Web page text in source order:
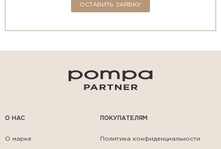
О НАС
О марке
ПОКУПАТЕЛЯМ
Политика конфиденциальности
ОСТАВИТЬ ЗАЯВКУ